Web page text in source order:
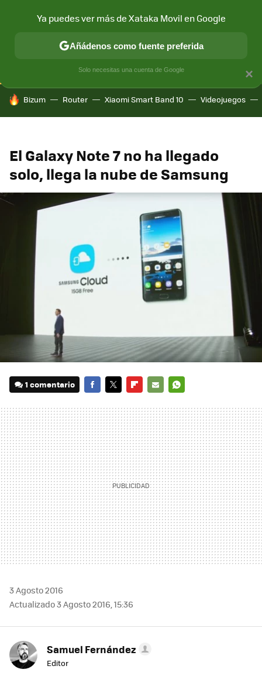
CONECTIVIDAD MÓVIL Y SOCIEDAD APLICACIONES
HOY SE HABLA DE
Bizum Router Xiaomi Smart Band 10 Videojuegos
El Galaxy Note 7 no ha llegado
solo, llega la nube de Samsung
1 comentario
MAIL
3 Agosto 2016
Actualizado 3 Agosto 2016, 15:36
Samuel Fernández
Editor
×
Ya puedes ver más de Xataka Movil en Google
Añádenos como fuente preferida
Solo necesitas una cuenta de Google